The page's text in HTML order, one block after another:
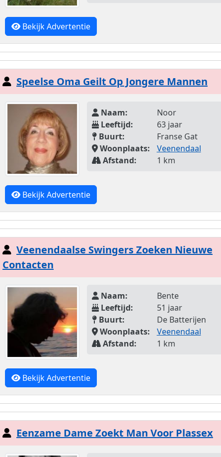
Bekijk Advertentie
Speelse Oma Geilt Op Jongere Mannen
Naam:
Noor
Leeftijd:
63 jaar
Buurt:
Franse Gat
Woonplaats:
Veenendaal
Afstand:
1 km
Bekijk Advertentie
Veenendaalse Swingers Zoeken Nieuwe
Contacten
Naam:
Bente
Leeftijd:
51 jaar
Buurt:
De Batterijen
Woonplaats:
Veenendaal
Afstand:
1 km
Bekijk Advertentie
Eenzame Dame Zoekt Man Voor Plassex